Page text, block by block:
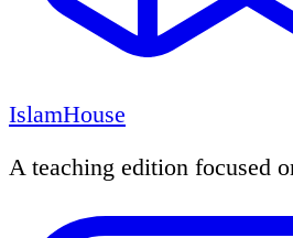
IslamHouse
A teaching edition focused